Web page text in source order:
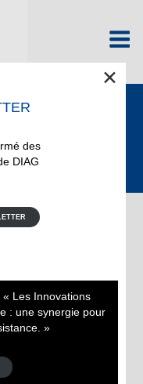
✕
des
DIAG
Les Innovations
: une synergie pour
»